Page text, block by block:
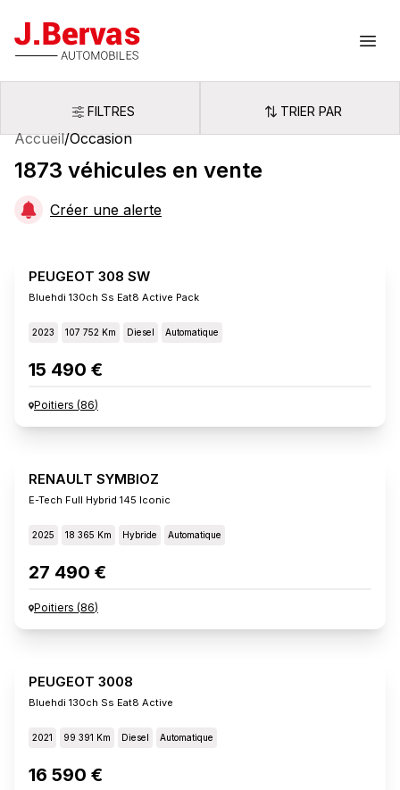
J.Bervas
Filtres
FILTRES Trier par
TRIER PAR
Accueil/Occasion
1873 véhicules en vente
Créer une alerte
PEUGEOT 308 SW
Bluehdi 130ch Ss Eat8 Active Pack
2023 107 752 Km Diesel Automatique
15 490 €
Poitiers (86)
RENAULT SYMBIOZ
E-Tech Full Hybrid 145 Iconic
2025 18 365 Km Hybride Automatique
27 490 €
Poitiers (86)
PEUGEOT 3008
Bluehdi 130ch Ss Eat8 Active
2021 99 391 Km Diesel Automatique
16 590 €